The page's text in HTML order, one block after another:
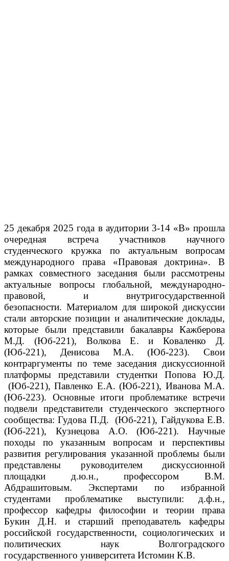
25 декабря 2025 года в аудитории 3-14 «В» прошла
очередная встреча участников научного
студенческого кружка по актуальным вопросам
международного права «Правовая доктрина». В
рамках совместного заседания были рассмотрены
актуальные вопросы глобальной, международно-
правовой, и внутригосударственной
безопасности. Материалом для широкой дискуссии
стали авторские позиции и аналитические доклады,
которые были представили бакалавры Кажберова
М.Д. (Юб-221), Волкова Е. и Коваленко Д.
(Юб-221), Денисова М.А. (Юб-223). Свои
контраргументы по теме заседания дискуссионной
платформы представили студентки Попова Ю.Д.
(Юб-221), Павленко Е.А. (Юб-221), Иванова М.А.
(Юб-223). Основные итоги проблематике встречи
подвели представители студенческого экспертного
сообщества: Гудова П.Д. (Юб-221), Гайдукова Е.В.
(Юб-221), Кузнецова А.О. (Юб-221). Научные
походы по указанным вопросам и перспективы
развития регулирования указанной проблемы были
представлены руководителем дискуссионной
площадки д.ю.н., профессором В.М.
Абдрашитовым. Экспертами по избранной
студентами проблематике выступили: д.ф.н.,
профессор кафедры философии и теории права
Букин Д.Н. и старший преподаватель кафедры
российской государственности, социологических и
политических наук Волгоградского
государственного университета Истомин К.В.